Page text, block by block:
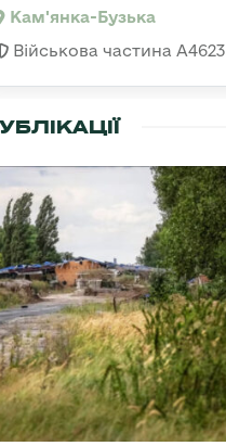
Кам'янка-Бузька
Військова частина А4623